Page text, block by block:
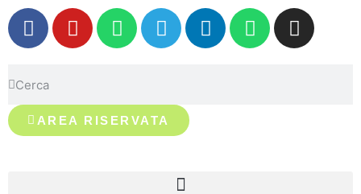
AREA RISERVATA